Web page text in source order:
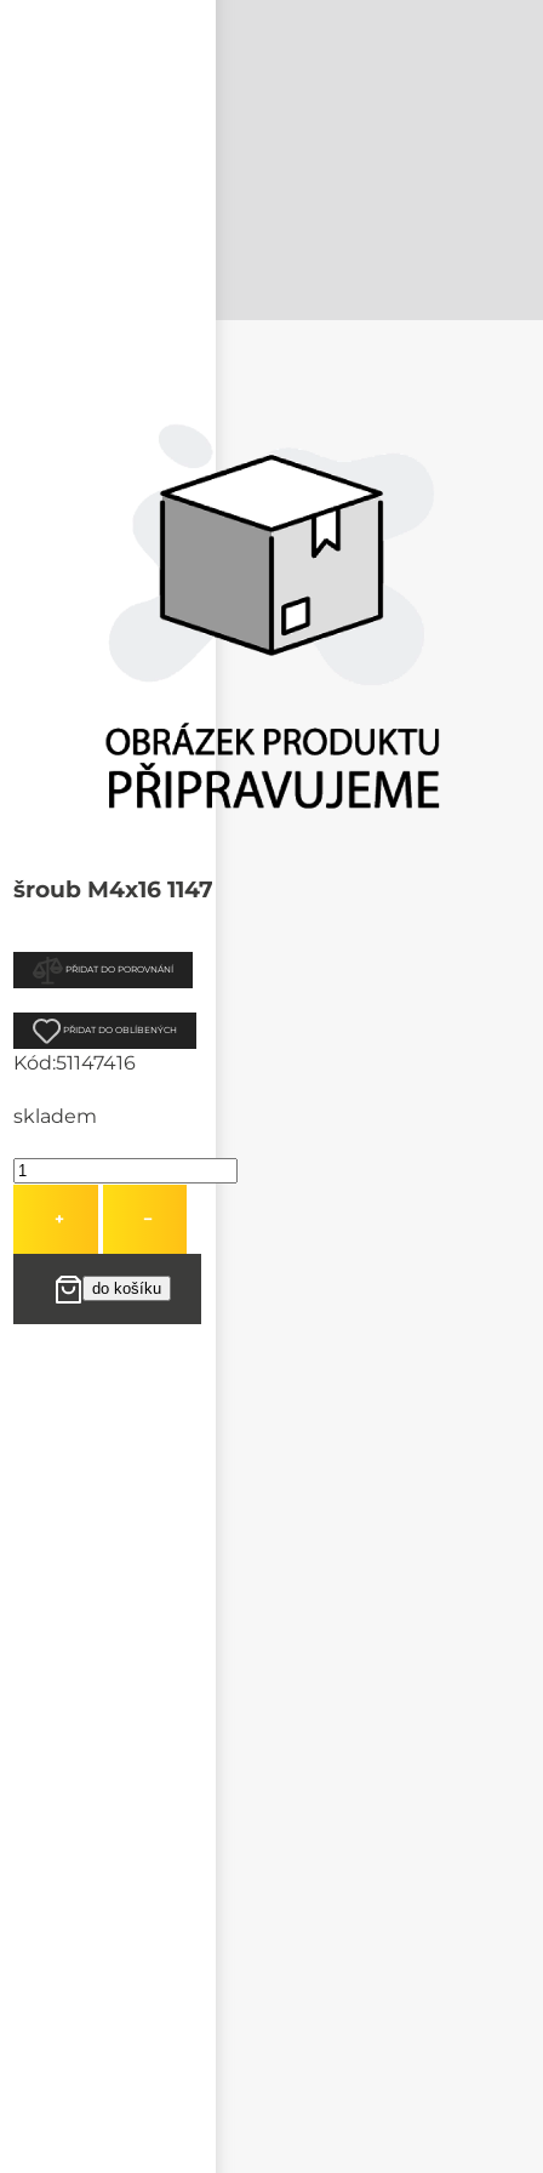
šroub M4x16 1147
PŘIDAT DO POROVNÁNÍ
PŘIDAT DO OBLÍBENÝCH
Kód:51147416
skladem
+ −